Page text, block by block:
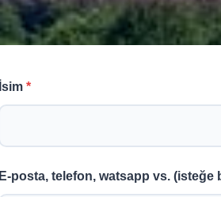
İsim *
E-posta, telefon, watsapp vs. (isteğe